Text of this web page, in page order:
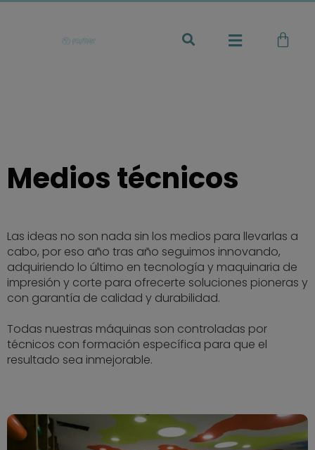
Medios técnicos
Las ideas no son nada sin los medios para llevarlas a
cabo, por eso año tras año seguimos innovando,
adquiriendo lo último en tecnología y maquinaria de
impresión y corte para ofrecerte soluciones pioneras y
con garantía de calidad y durabilidad.
Todas nuestras máquinas son controladas por
técnicos con formación específica para que el
resultado sea inmejorable.